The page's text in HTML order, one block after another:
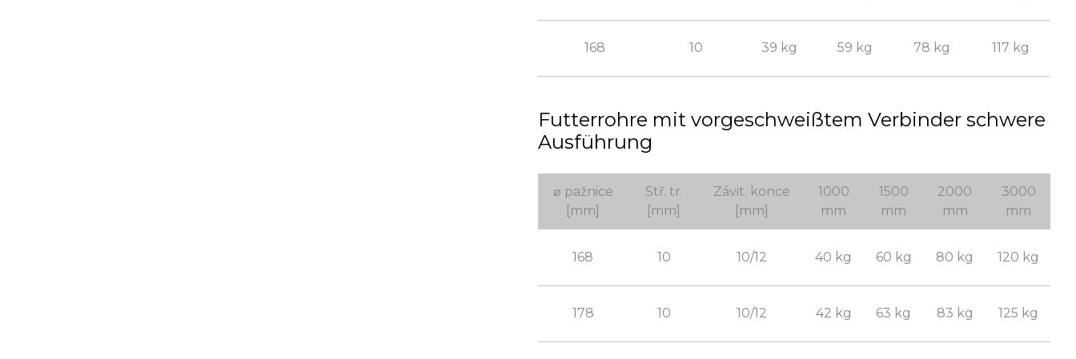
168 10 39 kg 59 kg 78 kg 117 kg
Futterrohre mit vorgeschweißtem Verbinder schwere
Ausführung
⌀ pažnice
[mm]
Stř. tr.
[mm]
Závit. konce
[mm]
1000
mm
1500
mm
2000
mm
3000
mm
168 10 10/12 40 kg 60 kg 80 kg 120 kg
178 10 10/12 42 kg 63 kg 83 kg 125 kg